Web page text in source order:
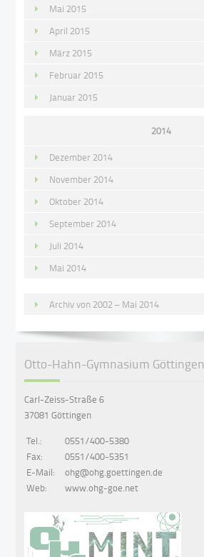
Mai 2015
April 2015
März 2015
Februar 2015
Januar 2015
2014
Dezember 2014
November 2014
Oktober 2014
September 2014
Juli 2014
Mai 2014
Archiv von 2002 – Mai 2014
Otto-Hahn-Gymnasium Göttingen
Carl-Zeiss-Straße 6
37081 Göttingen
Tel.:
0551/400-5380
Fax:
0551/400-5351
E-Mail:
ohg@ohg.goettingen.de
Web:
www.ohg-goe.net